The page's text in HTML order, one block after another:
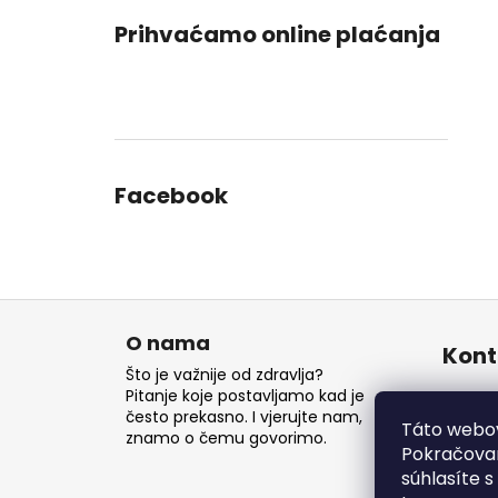
Táto
súhlasíte
Prihvaćamo online plaćanja
Facebook
P
O nama
Što je važnije od zdravlja?
Pitanje koje postavljamo kad je
često prekasno. I vjerujte nam,
znamo o čemu govorimo.